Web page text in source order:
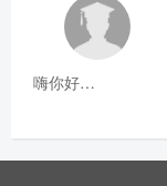
嗨你好8mm